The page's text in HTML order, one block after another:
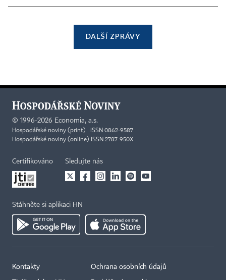
DALŠÍ ZPRÁVY
© 1996-2026 Economia, a.s.
Hospodářské noviny (print) ISSN 0862-9587
Hospodářské noviny (online) ISSN 2787-950X
Certifikováno Sledujte nás
Stáhněte si aplikaci HN
Kontakty Ochrana osobních údajů